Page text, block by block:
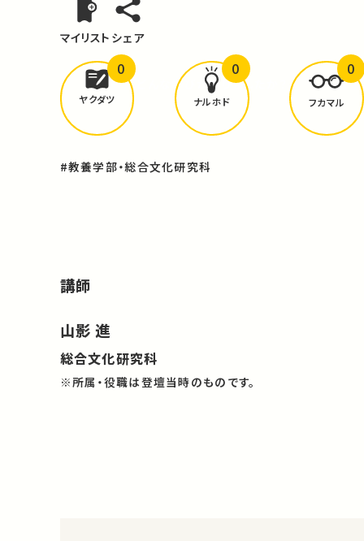
マイリスト シェア
どんな学びがありましたか？
ヤクダツ
0
ナルホド
0
フカマル
0
#教養学部・総合文化研究科
講師
山影 進
総合文化研究科
※所属・役職は登壇当時のものです。